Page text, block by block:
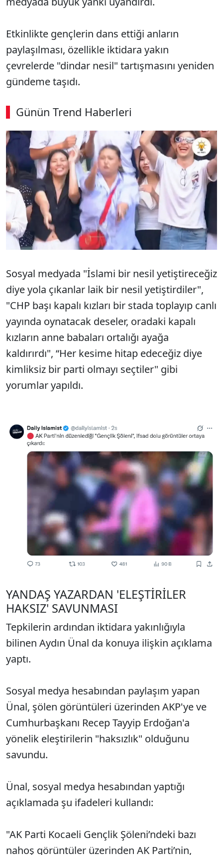
Etkinlikte gençlerin dans ettiği anların
paylaşılması, özellikle iktidara yakın
çevrelerde "dindar nesil" tartışmasını yeniden
gündeme taşıdı.
Günün Trend Haberleri
Sosyal medyada "İslami bir nesil yetiştireceğiz
diye yola çıkanlar laik bir nesil yetiştirdiler",
"CHP başı kapalı kızları bir stada toplayıp canlı
yayında oynatacak deseler, oradaki kapalı
kızların anne babaları ortalığı ayağa
kaldırırdı", “Her kesime hitap edeceğiz diye
kimliksiz bir parti olmayı seçtiler" gibi
yorumlar yapıldı.
YANDAŞ YAZARDAN 'ELEŞTİRİLER
HAKSIZ' SAVUNMASI
Tepkilerin ardından iktidara yakınlığıyla
bilinen Aydın Ünal da konuya ilişkin açıklama
yaptı.
Sosyal medya hesabından paylaşım yapan
Ünal, şölen görüntüleri üzerinden AKP'ye ve
Cumhurbaşkanı Recep Tayyip Erdoğan'a
yönelik eleştirilerin "haksızlık" olduğunu
savundu.
Ünal, sosyal medya hesabından yaptığı
açıklamada şu ifadeleri kullandı:
"AK Parti Kocaeli Gençlik Şöleni’ndeki bazı
nahoş görüntüler üzerinden AK Parti’nin,